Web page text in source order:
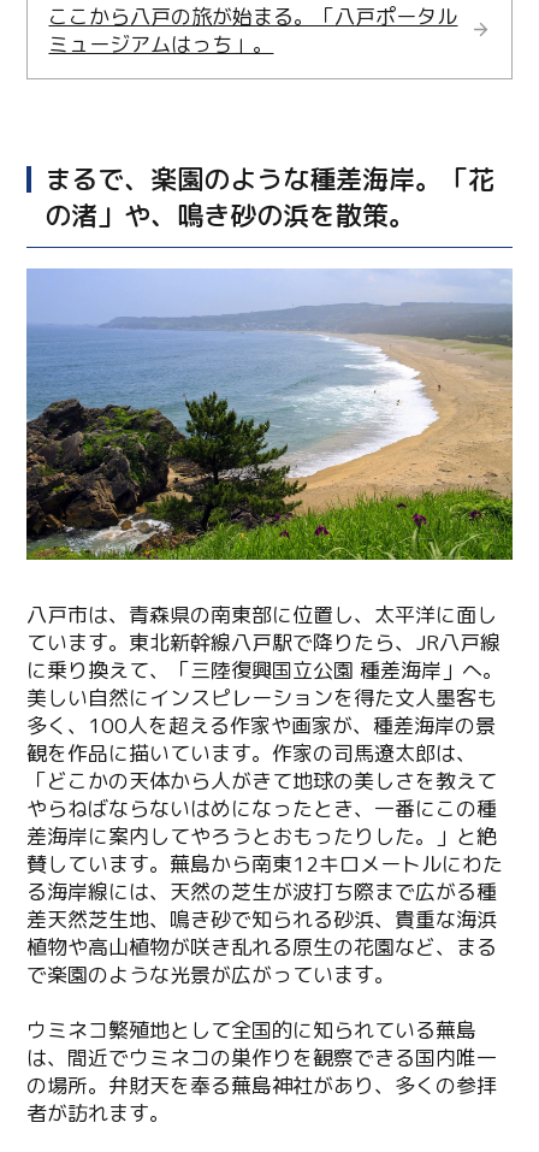
ここから八戸の旅が始まる。「八戸ポータル
ミュージアムはっち」。
まるで、楽園のような種差海岸。「花
の渚」や、鳴き砂の浜を散策。
八戸市は、青森県の南東部に位置し、太平洋に面し
ています。東北新幹線八戸駅で降りたら、JR八戸線
に乗り換えて、「三陸復興国立公園 種差海岸」へ。
美しい自然にインスピレーションを得た文人墨客も
多く、100人を超える作家や画家が、種差海岸の景
観を作品に描いています。作家の司馬遼太郎は、
「どこかの天体から人がきて地球の美しさを教えて
やらねばならないはめになったとき、一番にこの種
差海岸に案内してやろうとおもったりした。」と絶
賛しています。蕪島から南東12キロメートルにわた
る海岸線には、天然の芝生が波打ち際まで広がる種
差天然芝生地、鳴き砂で知られる砂浜、貴重な海浜
植物や高山植物が咲き乱れる原生の花園など、まる
で楽園のような光景が広がっています。
ウミネコ繁殖地として全国的に知られている蕪島
は、間近でウミネコの巣作りを観察できる国内唯一
の場所。弁財天を奉る蕪島神社があり、多くの参拝
者が訪れます。